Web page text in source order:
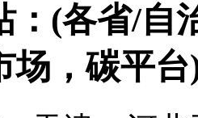
：(各省/自
场，碳平台